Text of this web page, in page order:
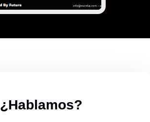
¿Hablamos?